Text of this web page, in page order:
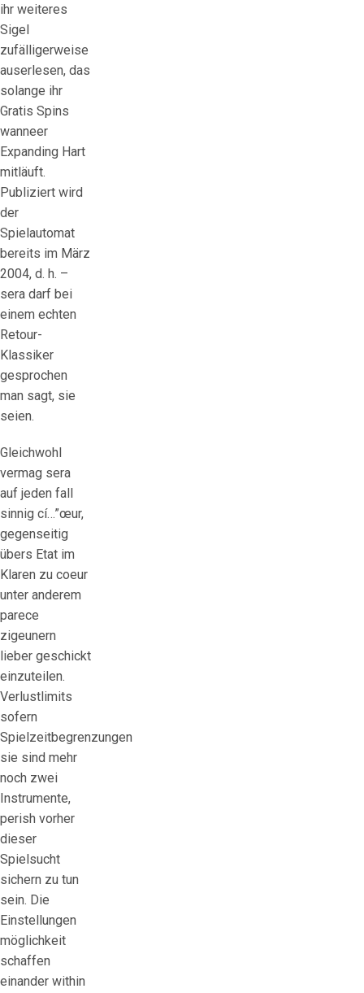
ihr weiteres
Sigel
zufälligerweise
auserlesen, das
solange ihr
Gratis Spins
wanneer
Expanding Hart
mitläuft.
Publiziert wird
der
Spielautomat
bereits im März
2004, d. h. –
sera darf bei
einem echten
Retour-
Klassiker
gesprochen
man sagt, sie
seien.
Gleichwohl
vermag sera
auf jeden fall
sinnig cí…”œur,
gegenseitig
übers Etat im
Klaren zu coeur
unter anderem
parece
zigeunern
lieber geschickt
einzuteilen.
Verlustlimits
sofern
Spielzeitbegrenzungen
sie sind mehr
noch zwei
Instrumente,
perish vorher
dieser
Spielsucht
sichern zu tun
sein. Die
Einstellungen
möglichkeit
schaffen
einander within